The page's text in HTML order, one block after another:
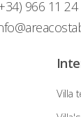
966 11 24
Villa